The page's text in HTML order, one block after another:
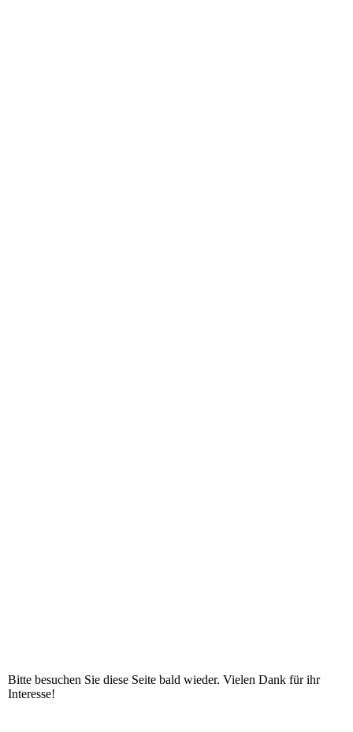
Bitte besuchen Sie diese Seite bald wieder. Vielen Dank für ihr
Interesse!